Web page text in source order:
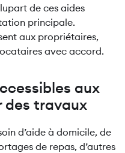
de ces aides
principale.
aux propriétaires,
avec accord.
aux
des travaux
d’aide à domicile, de
de repas, d’autres